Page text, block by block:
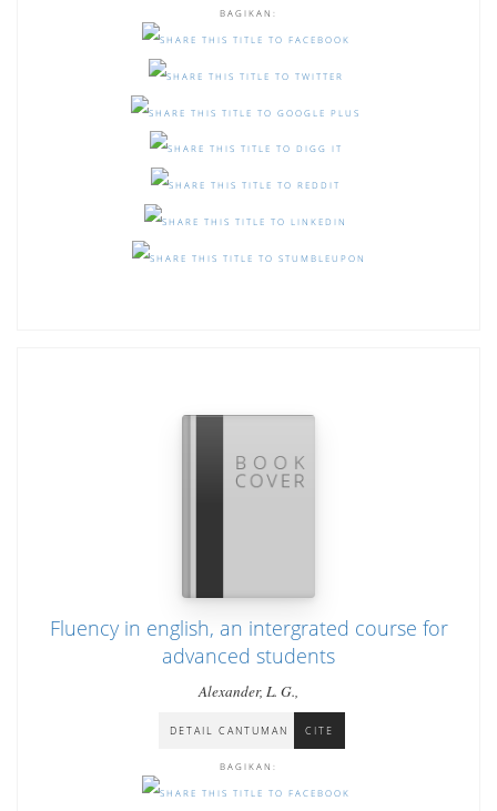
BAGIKAN:
Fluency in english, an intergrated course for
advanced students
Alexander, L. G.,
DETAIL CANTUMAN CITE
BAGIKAN: